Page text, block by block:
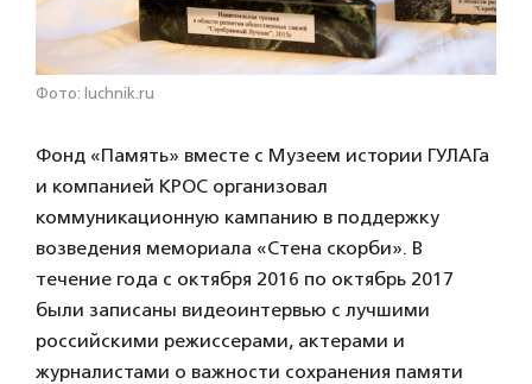
Фото: luchnik.ru
Фонд «Память» вместе с Музеем истории ГУЛАГа
и компанией КРОС организовал
коммуникационную кампанию в поддержку
возведения мемориала «Стена скорби». В
течение года с октября 2016 по октябрь 2017
были записаны видеоинтервью с лучшими
российскими режиссерами, актерами и
журналистами о важности сохранения памяти